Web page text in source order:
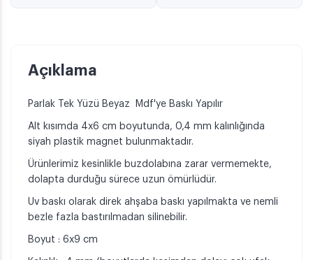
Açıklama
Parlak Tek Yüzü Beyaz Mdf'ye Baskı Yapılır
Alt kısımda 4x6 cm boyutunda, 0,4 mm kalınlığında
siyah plastik magnet bulunmaktadır.
Ürünlerimiz kesinlikle buzdolabına zarar vermemekte,
dolapta durduğu sürece uzun ömürlüdür.
Uv baskı olarak direk ahşaba baskı yapılmakta ve nemli
bezle fazla bastırılmadan silinebilir.
Boyut : 6x9 cm